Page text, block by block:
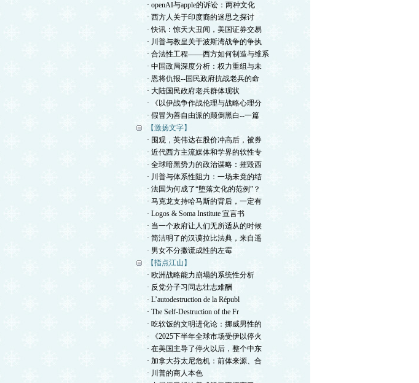
· openAI与apple的诉讼：两种文化
· 西方人关于印度裔的迷思之探讨
· 快讯：惊天大丑闻，美国证券交易
· 川普与教皇关于波斯湾战争的争执
· 合法性工程——西方如何制造与维系
· 中国政局深度分析：权力重组与未
· 恩将仇报--国民政府抗战老兵的命
· 大陆国民政府老兵群体现状
· 《以伊战争作战伦理与战略心理分
· 假冒为善自由派的颠倒黑白--一篇
【激扬文字】
· 围观，英伟达在股价冲高后，被券
· 近代西方主流媒体和学界的软性专
· 全球暗黑势力的政治谋略：摧毁西
· 川普与体系性阻力：一场未竟的结
· 法国为何成了“堕落文化的范例”？
· 马克龙支持哈马斯的背后，一定有
· Logos & Soma Institute 宣言书
· 当一个政府让人们无所适从的时候
· 简洁明了的汉谟拉比法典，来自遥
· 男女不分撒谎成性的左霉
【指点江山】
· 欧洲战略能力崩塌的系统性分析
· 反党分子习同志壮志难酬
· L’autodestruction de la Républ
· The Self-Destruction of the Fr
· 吃软饭的文明进化论：挪威男性的
· 《2025下半年全球市场受伊以停火
· 在美国主导了停火以后，整个中东
· 加拿大芬太尼危机：前体来源、合
· 川普的商人本色